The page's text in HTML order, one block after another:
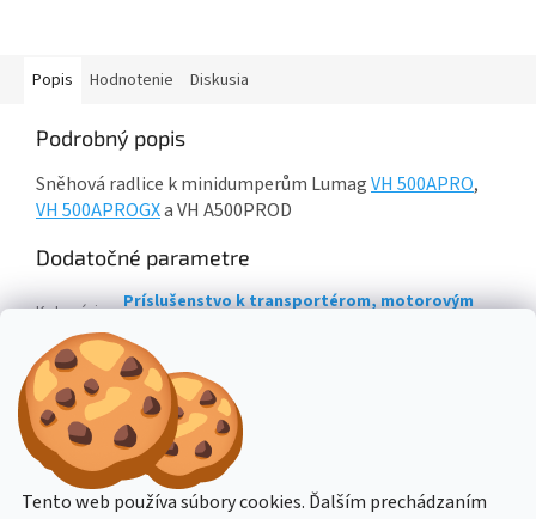
Tento web používa súbory cookies. Ďalším prechádzaním
Popis Hodnotenie Diskusia
Podrobný popis
Sněhová radlice k minidumperům LumagVH 500APRO,
VH 500APROGXa VH A500PROD
Dodatočné parametre
Kategória: Príslušenstvo k transportérom, motorovým
Hmotnosť
31 kg
EAN : 4047424006207
Stavba stroje CZ